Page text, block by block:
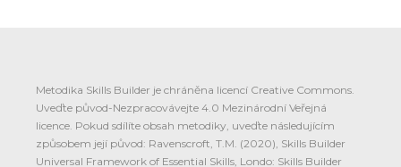
Metodika Skills Builder je chráněna licencí Creative Commons.
Uveďte původ-Nezpracovávejte 4.0 Mezinárodní Veřejná
licence. Pokud sdílíte obsah metodiky, uveďte následujícím
způsobem její původ: Ravenscroft, T.M. (2020), Skills Builder
Universal Framework of Essential Skills, Londo: Skills Builder